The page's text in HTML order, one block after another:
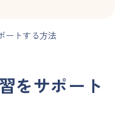
ートする方法
をサポート